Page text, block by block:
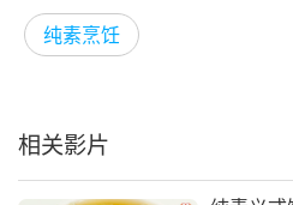
纯素烹饪
相关影片